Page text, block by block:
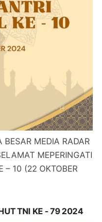
BESAR MEDIA RADAR
MEPERINGATI
– 10 (22 OKTOBER
TNI KE - 79 2024